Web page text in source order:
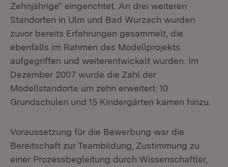
Zehnjährige“ eingerichtet. An drei weiteren
Standorten in Ulm und Bad Wurzach wurden
zuvor bereits Erfahrungen gesammelt, die
ebenfalls im Rahmen des Modellprojekts
aufgegriffen und weiterentwickelt wurden. Im
Dezember 2007 wurde die Zahl der
Modellstandorte um zehn erweitert: 10
Grundschulen und 15 Kindergärten kamen hinzu.
Voraussetzung für die Bewerbung war die
Bereitschaft zur Teambildung, Zustimmung zu
einer Prozessbegleitung durch Wissenschaftler,